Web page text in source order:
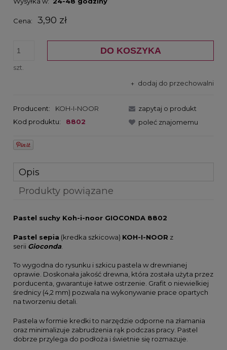
Cena: 3,90 zł
szt.
DO KOSZYKA
dodaj do przechowalni
Producent:
KOH-I-NOOR
Kod produktu:
8802
zapytaj o produkt
poleć znajomemu
Opis
Produkty powiązane
Pastel suchy Koh-i-noor GIOCONDA 8802
Pastel sepia (kredka szkicowa) KOH-I-NOOR z
serii Gioconda.
To wygodna do rysunku i szkicu pastela w drewnianej
oprawie. Doskonała jakość drewna, która została użyta przez
porducenta, gwarantuje łatwe ostrzenie. Grafit o niewielkiej
średnicy (4,2 mm) pozwala na wykonywanie prace opartych
na tworzeniu detali.
Pastela w formie kredki to narzędzie odporne na złamania
oraz minimalizuje zabrudzenia rąk podczas pracy. Pastel
dobrze przylega do podłoża i świetnie się rozmazuje.